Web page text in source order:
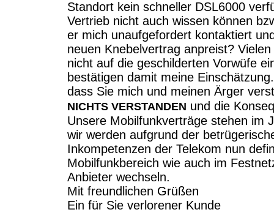
Standort kein schneller DSL6000
Vertrieb nicht auch wissen können
er mich unaufgefordert kontaktiert
neuen Knebelvertrag anpreist?
nicht auf die geschilderten Vorwüfe
bestätigen damit meine
dass Sie mich und meinen Ärger
NICHTS VERSTANDEN und die
Unsere Mobilfunkverträge stehen im
wir werden aufgrund der
Inkompetenzen der Telekom nun
Mobilfunkbereich wie auch im
Anbieter wechseln.
Mit freundlichen Grüßen
Ein für Sie verlorener Kunde